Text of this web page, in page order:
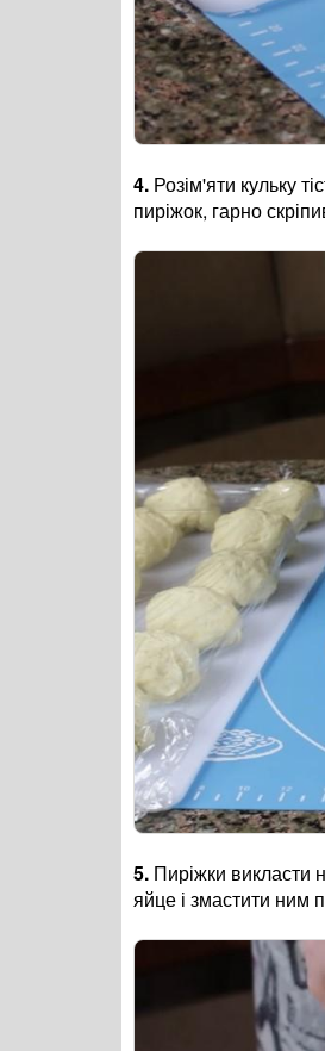
4. Розім'яти кульку
пиріжок, гарно
5. Пиріжки викласти
яйце і змастити ним